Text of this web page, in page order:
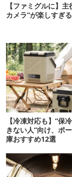
【ファミグルに】
カメラ”が楽しすぎる
【冷凍対応も】“保
きない人”向け、ポ
庫おすすめ12選